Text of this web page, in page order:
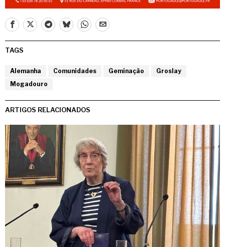
TAGS
Alemanha Comunidades Geminação
Groslay
Mogadouro
ARTIGOS RELACIONADOS